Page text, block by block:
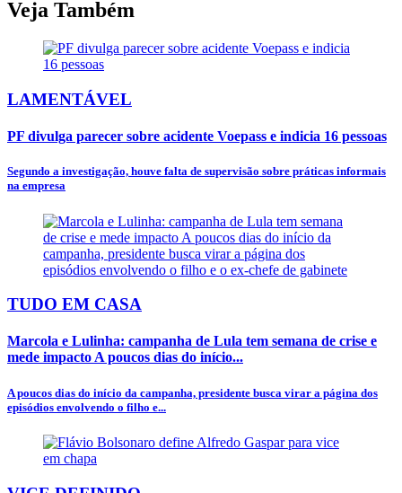
Veja Também
LAMENTÁVEL
PF divulga parecer sobre acidente Voepass e indicia 16 pessoas
Segundo a investigação, houve falta de supervisão sobre práticas informais
na empresa
TUDO EM CASA
Marcola e Lulinha: campanha de Lula tem semana de crise e
mede impacto A poucos dias do início...
A poucos dias do início da campanha, presidente busca virar a página dos
episódios envolvendo o filho e...